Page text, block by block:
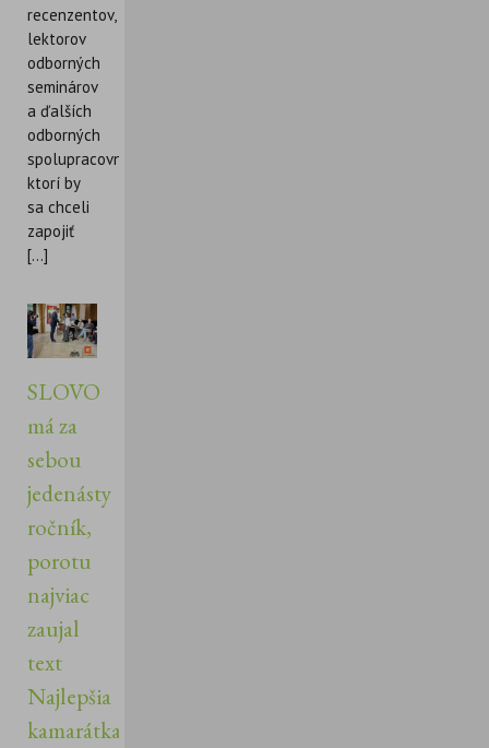
recenzentov,
lektorov
odborných
seminárov
a ďalších
odborných
spolupracovníkov,
ktorí by
sa chceli
zapojiť
[...]
SLOVO
má za
sebou
jedenásty
ročník,
porotu
najviac
zaujal
text
Najlepšia
kamarátka